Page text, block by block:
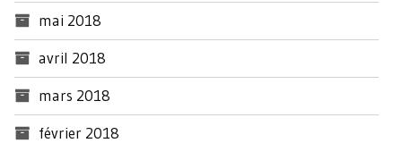
mai 2018
avril 2018
mars 2018
février 2018